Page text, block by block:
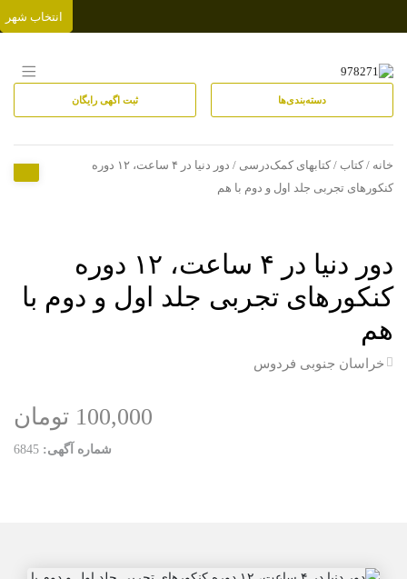
انتخاب شهر
دسته‌بندی‌ها ثبت اگهی رایگان
خانه / کتاب / کتابهای کمک‌درسی
/ دور دنیا در ۴ ساعت، ۱۲ دوره
کنکورهای تجربی جلد اول و دوم با هم
دور دنیا در ۴ ساعت، ۱۲ دوره
کنکورهای تجربی جلد اول و دوم با
هم
خراسان جنوبی فردوس
100,000 تومان
شماره آگهی: 6845